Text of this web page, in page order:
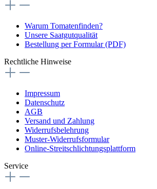
Warum Tomatenfinden?
Unsere Saatgutqualität
Bestellung per Formular (PDF)
Rechtliche Hinweise
Impressum
Datenschutz
AGB
Versand und Zahlung
Widerrufsbelehrung
Muster-Widerrufsformular
Online-Streitschlichtungsplattform
Service